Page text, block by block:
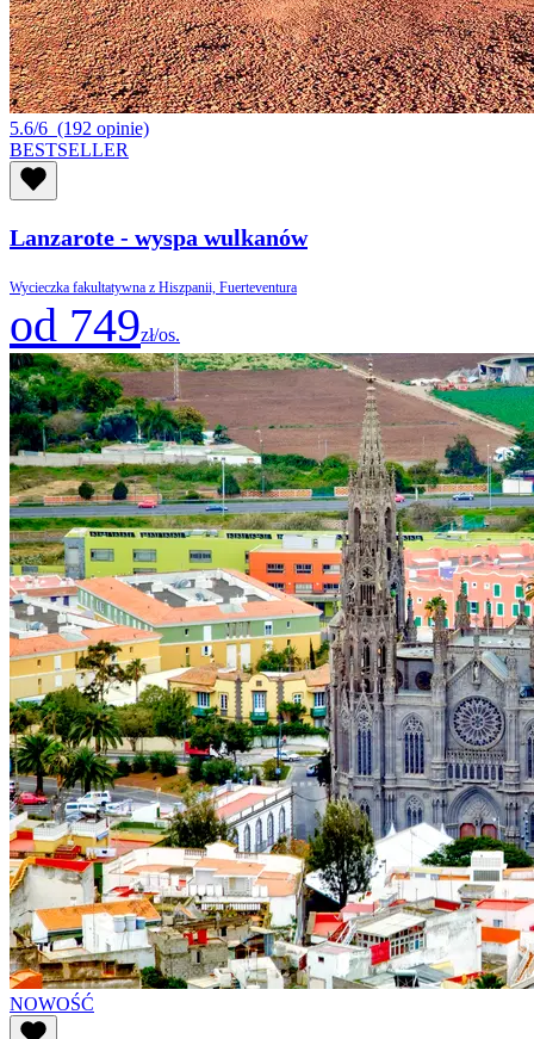
5.6/6 (192 opinie)
BESTSELLER
Lanzarote - wyspa wulkanów
Wycieczka fakultatywna z Hiszpanii, Fuerteventura
od 749zł/os.
NOWOŚĆ